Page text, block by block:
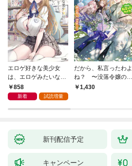
エロゲ好きな美少女
は、エロゲみたいなこ
と全部シてほしい【電
子ＳＳ特典付き】
858
新着 試読増量
だから、私言ったわよ
ね？ 〜没落令嬢の案
外楽しい領地改革〜
1,430
新刊配信予定
キャンペーン